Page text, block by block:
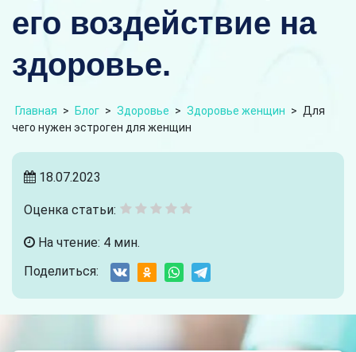
его воздействие на
здоровье.
Главная > Блог > Здоровье > Здоровье женщин > Для
чего нужен эстроген для женщин
18.07.2023
Оценка статьи:
На чтение: 4 мин.
Поделиться: